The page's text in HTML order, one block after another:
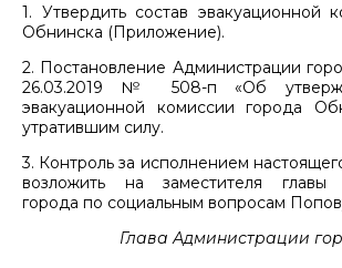
1. Утвердить состав эвакуационной
Обнинска (Приложение).
2. Постановление Администрации
26.03.2019 № 508-п «Об
эвакуационной комиссии города
утратившим силу.
3. Контроль за исполнением
возложить на заместителя главы
города по социальным вопросам
Глава Администрации